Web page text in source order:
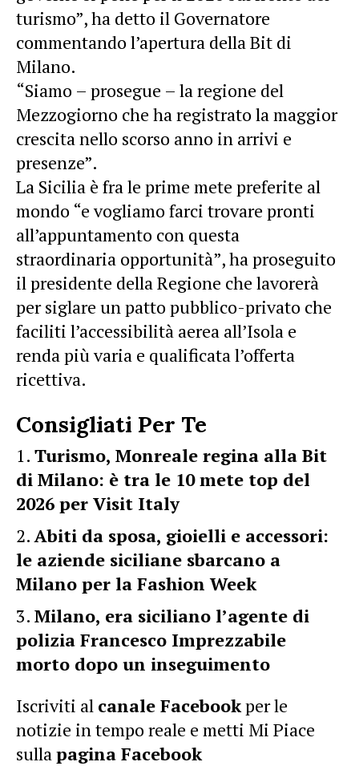
turismo”, ha detto il Governatore
commentando l’apertura della Bit di
Milano.
“Siamo – prosegue – la regione del
Mezzogiorno che ha registrato la maggior
crescita nello scorso anno in arrivi e
presenze”.
La Sicilia è fra le prime mete preferite al
mondo “e vogliamo farci trovare pronti
all’appuntamento con questa
straordinaria opportunità”, ha proseguito
il presidente della Regione che lavorerà
per siglare un patto pubblico-privato che
faciliti l’accessibilità aerea all’Isola e
renda più varia e qualificata l’offerta
ricettiva.
Consigliati Per Te
Turismo, Monreale regina alla Bit
di Milano: è tra le 10 mete top del
2026 per Visit Italy
Abiti da sposa, gioielli e accessori:
le aziende siciliane sbarcano a
Milano per la Fashion Week
Milano, era siciliano l’agente di
polizia Francesco Imprezzabile
morto dopo un inseguimento
Iscriviti al canale Facebookper le
notizie in tempo reale e metti Mi Piace
sullapagina Facebook